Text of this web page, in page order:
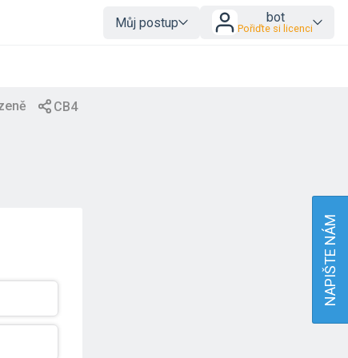
Můj postup bot
Pořiďte si licenci
NAPIŠTE NÁM